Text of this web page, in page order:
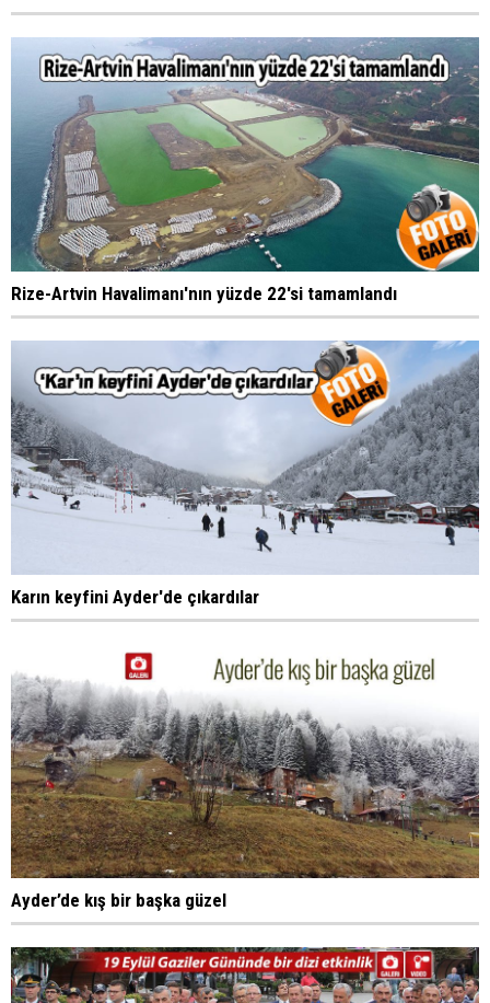
Rize-Artvin Havalimanı'nın yüzde 22'si tamamlandı
Karın keyfini Ayder'de çıkardılar
Ayder’de kış bir başka güzel